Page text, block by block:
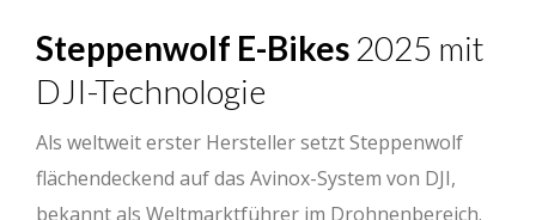
Steppenwolf E-Bikes 2025 mit
DJI-Technologie
Als weltweit erster Hersteller setzt Steppenwolf
flächendeckend auf das Avinox-System von DJI,
bekannt als Weltmarktführer im Drohnenbereich.